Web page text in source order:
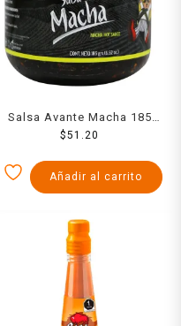
Salsa Avante Macha 185
Grs
$51.20
Añadir al carrito